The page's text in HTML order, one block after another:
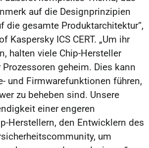
auf die Designprinzipien
die gesamte Produktarchitektur“,
Kaspersky ICS CERT. „Um ihr
halten viele Chip-Hersteller
geheim. Dies kann
und Firmwarefunktionen führen,
zu beheben sind. Unsere
einer engeren
Herstellern, den Entwicklern des
um